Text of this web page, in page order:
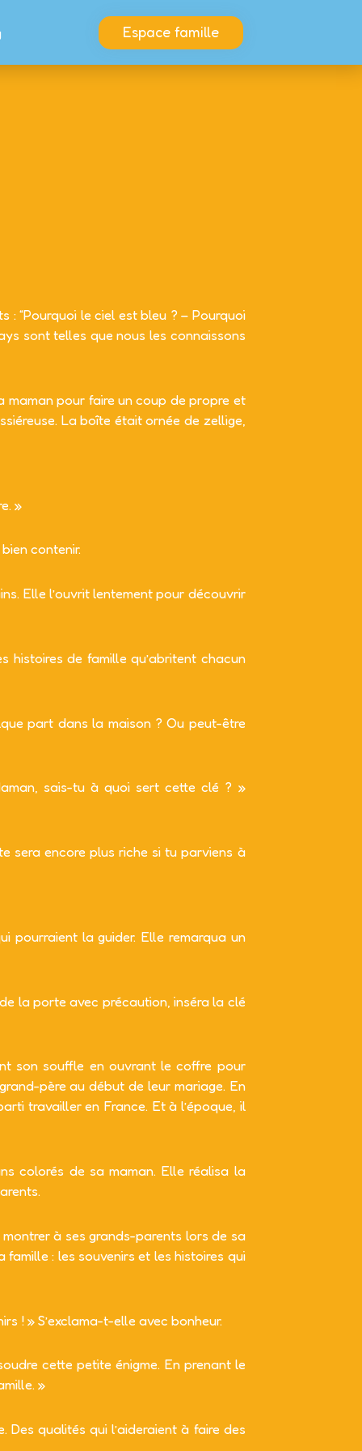
Espace famille
: “Pourquoi le ciel est bleu ? – Pourquoi
sont telles que nous les connaissons
maman pour faire un coup de propre et
La boîte était ornée de zellige,
»
contenir.
Elle l’ouvrit lentement pour découvrir
histoires de famille qu’abritent chacun
part dans la maison ? Ou peut-être
sais-tu à quoi sert cette clé ? »
sera encore plus riche si tu parviens à
pourraient la guider. Elle remarqua un
la porte avec précaution, inséra la clé
son souffle en ouvrant le coffre pour
père au début de leur mariage. En
travailler en France. Et à l’époque, il
colorés de sa maman. Elle réalisa la
à ses grands-parents lors de sa
: les souvenirs et les histoires qui
! » S’exclama-t-elle avec bonheur.
cette petite énigme. En prenant le
»
qualités qui l’aideraient à faire des